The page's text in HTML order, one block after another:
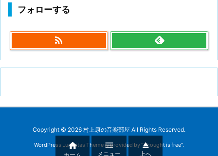
フォローする

Copyright © 2026 村上康の音楽部屋 All Rights Reserved.
WordPress Luxeritas Theme is provided by "Thought is free".
 
メニュー

上へ